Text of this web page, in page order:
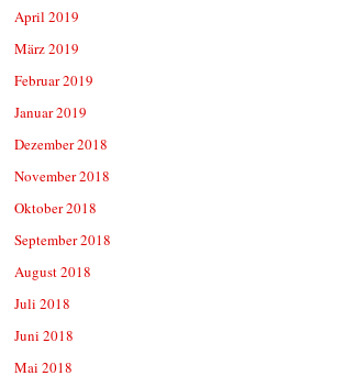
April 2019
März 2019
Februar 2019
Januar 2019
Dezember 2018
November 2018
Oktober 2018
September 2018
August 2018
Juli 2018
Juni 2018
Mai 2018